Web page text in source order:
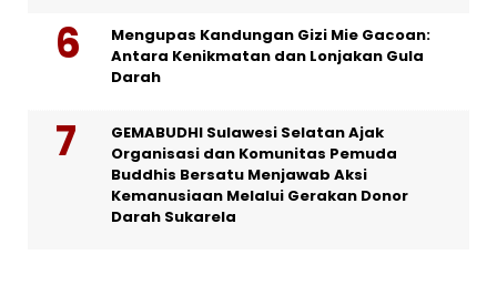
Mengupas Kandungan Gizi Mie Gacoan:
Antara Kenikmatan dan Lonjakan Gula
Darah
GEMABUDHI Sulawesi Selatan Ajak
Organisasi dan Komunitas Pemuda
Buddhis Bersatu Menjawab Aksi
Kemanusiaan Melalui Gerakan Donor
Darah Sukarela